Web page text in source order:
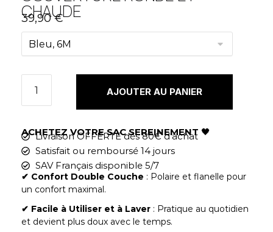
CHAUDE
39,90€
AJOUTER AU PANIER
ACHETEZ VOTRE SAC SEREINEMENT 🖤
Livraison OFFERTE dès 80€ d'achat
Satisfait ou remboursé 14 jours
SAV Français disponible 5/7
✔︎ Confort Double Couche : Polaire et flanelle pour
un confort maximal.
✔︎ Facile à Utiliser et à Laver : Pratique au quotidien
et devient plus doux avec le temps.